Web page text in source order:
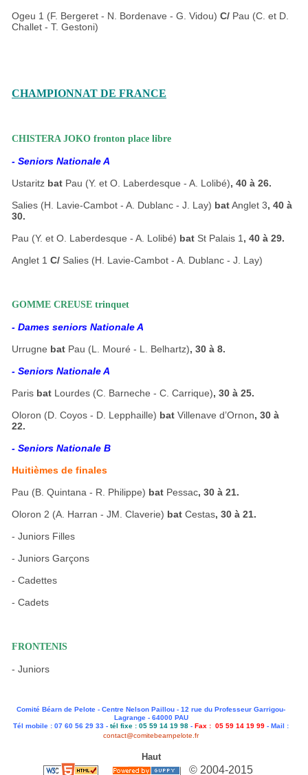
Ogeu 1 (F. Bergeret - N. Bordenave - G. Vidou)C/ Pau (C. et D.
Challet - T. Gestoni)
CHAMPIONNAT DE FRANCE
CHISTERA JOKO fronton place libre
- Seniors Nationale A
Ustaritz bat Pau (Y. et O. Laberdesque - A. Lolibé), 40 à 26.
Salies (H. Lavie-Cambot - A. Dublanc - J. Lay) batAnglet 3, 40 à
30.
Pau (Y. et O. Laberdesque - A. Lolibé) bat St Palais 1 , 40 à 29.
Anglet 1C/ Salies (H. Lavie-Cambot - A. Dublanc - J. Lay)
GOMME CREUSE trinquet
- Dames seniors Nationale A
Urrugne bat Pau (L. Mouré - L. Belhartz), 30 à 8.
- Seniors Nationale A
Paris bat Lourdes (C. Barneche - C. Carrique), 30 à 25.
Oloron (D. Coyos - D. Lepphaille) batVillenave d’Ornon, 30 à
22.
- Seniors Nationale B
Huitièmes de finales
Pau (B. Quintana - R. Philippe) bat Pessac, 30 à 21.
Oloron 2 (A. Harran - JM. Claverie) batCestas, 30 à 21.
- Juniors Filles
- Juniors Garçons
- Cadettes
- Cadets
FRONTENIS
- Juniors
Comité Béarn de Pelote - Centre Nelson Paillou - 12 rue du Professeur Garrigou-
Lagrange - 64000 PAU
Tél mobile : 07 60 56 29 33 - tél fixe : 05 59 14 19 98 - Fax : 05 59 14 19 99 - Mail :
contact@comitebearnpelote.fr
Haut
© 2004-2015